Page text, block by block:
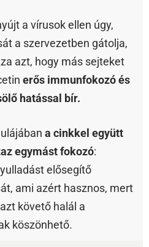
a vírusok ellen úgy,
a szervezetben gátolja,
azt, hogy más sejteket
erős immunfokozó és
hatással bír.
a cinkkel együtt
egymást fokozó:
elősegítő
ami azért hasznos, mert
követő halál a
köszönhető.